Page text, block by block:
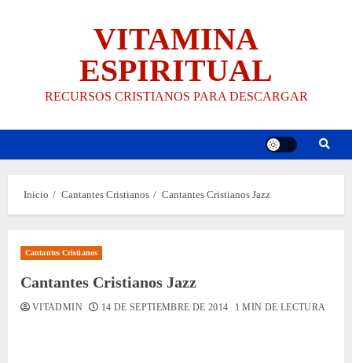
VITAMINA
ESPIRITUAL
RECURSOS CRISTIANOS PARA DESCARGAR
Inicio Cantantes Cristianos Cantantes Cristianos Jazz
Cantantes Cristianos
Cantantes Cristianos Jazz
VITADMIN 14 DE SEPTIEMBRE DE 2014 1 MIN DE LECTURA